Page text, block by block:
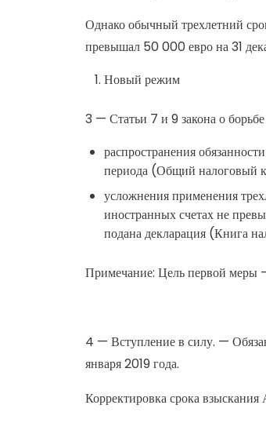
Однако обычный трехлетний
превышал 50 000 евро на 31
Новый режим
3 — Статьи 7 и 9 закона о
распространения
периода (Общий налоговый
усложнения применения
иностранных счетах не
подана декларация (Книга
Примечание: Цель первой меры
4 — Вступление в силу. —
января 2019 года.
Корректировка срока